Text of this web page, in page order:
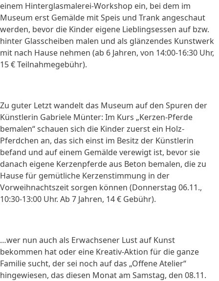
einem Hinterglasmalerei-Workshop ein, bei dem im
Museum erst Gemälde mit Speis und Trank angeschaut
werden, bevor die Kinder eigene Lieblingsessen auf bzw.
hinter Glasscheiben malen und als glänzendes Kunstwerk
mit nach Hause nehmen (ab 6 Jahren, von 14:00-16:30 Uhr,
15 € Teilnahmegebühr).
Zu guter Letzt wandelt das Museum auf den Spuren der
Künstlerin Gabriele Münter: Im Kurs „Kerzen-Pferde
bemalen“ schauen sich die Kinder zuerst ein Holz-
Pferdchen an, das sich einst im Besitz der Künstlerin
befand und auf einem Gemälde verewigt ist, bevor sie
danach eigene Kerzenpferde aus Beton bemalen, die zu
Hause für gemütliche Kerzenstimmung in der
Vorweihnachtszeit sorgen können (Donnerstag 06.11.,
10:30-13:00 Uhr. Ab 7 Jahren, 14 € Gebühr).
…wer nun auch als Erwachsener Lust auf Kunst
bekommen hat oder eine Kreativ-Aktion für die ganze
Familie sucht, der sei noch auf das „Offene Atelier“
hingewiesen, das diesen Monat am Samstag, den 08.11.